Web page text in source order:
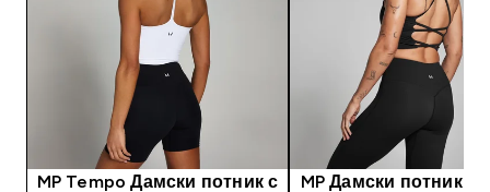
MP Tempo Дамски потник с
MP Дамски потник